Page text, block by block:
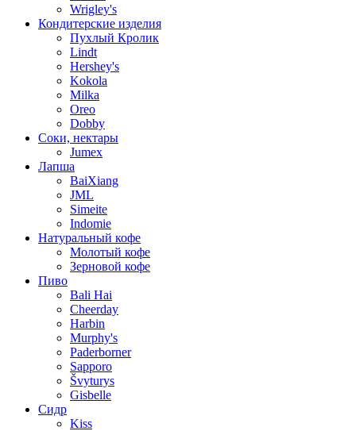
Wrigley's
Кондитерские изделия
Пухлый Кролик
Lindt
Hershey's
Kokola
Milka
Oreo
Dobby
Соки, нектары
Jumex
Лапша
BaiXiang
JML
Simeite
Indomie
Натуральный кофе
Молотый кофе
Зерновой кофе
Пиво
Bali Hai
Cheerday
Harbin
Murphy's
Paderborner
Sapporo
Švyturys
Gisbelle
Сидр
Kiss